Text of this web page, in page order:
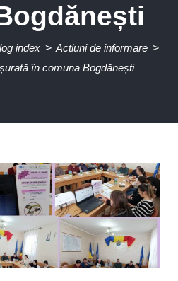
index > Actiuni de informare >
în comuna Bogdănești